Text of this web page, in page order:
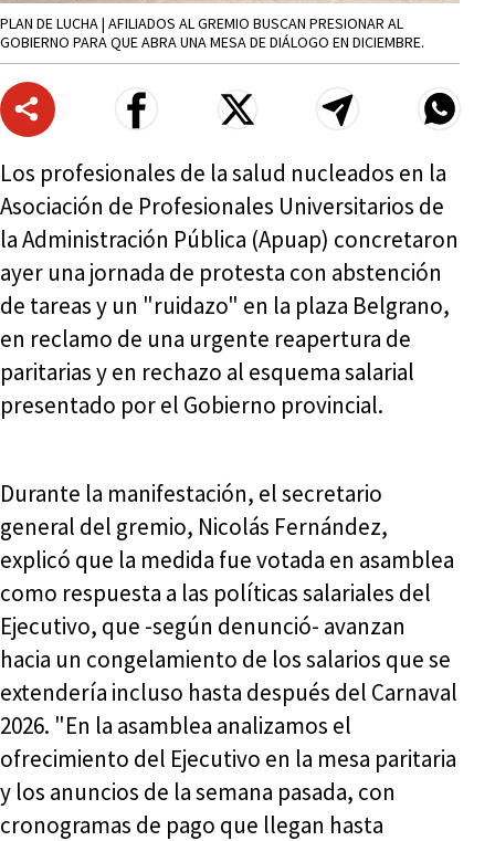
PLAN DE LUCHA | AFILIADOS AL GREMIO BUSCAN PRESIONAR AL
GOBIERNO PARA QUE ABRA UNA MESA DE DIÁLOGO EN DICIEMBRE.
Los profesionales de la salud nucleados en la
Asociación de Profesionales Universitarios de
la Administración Pública (Apuap) concretaron
ayer una jornada de protesta con abstención
de tareas y un "ruidazo" en la plaza Belgrano,
en reclamo de una urgente reapertura de
paritarias y en rechazo al esquema salarial
presentado por el Gobierno provincial.
Durante la manifestación, el secretario
general del gremio, Nicolás Fernández,
explicó que la medida fue votada en asamblea
como respuesta a las políticas salariales del
Ejecutivo, que -según denunció- avanzan
hacia un congelamiento de los salarios que se
extendería incluso hasta después del Carnaval
2026. "En la asamblea analizamos el
ofrecimiento del Ejecutivo en la mesa paritaria
y los anuncios de la semana pasada, con
cronogramas de pago que llegan hasta